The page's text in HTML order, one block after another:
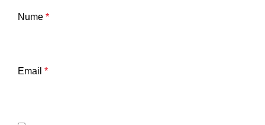
Nume *
Email *